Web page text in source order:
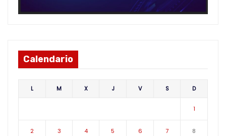
Calendario
L M X J V S D
1
2 3 4 5 6 7 8